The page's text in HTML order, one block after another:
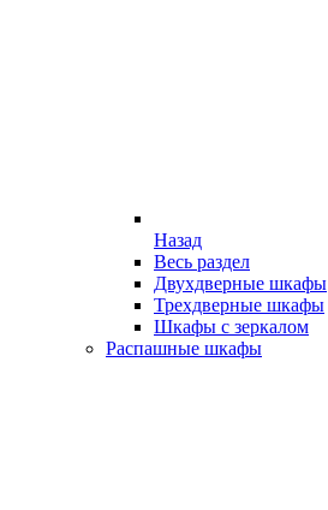
Назад
Весь раздел
Двухдверные шкафы
Трехдверные шкафы
Шкафы с зеркалом
Распашные шкафы